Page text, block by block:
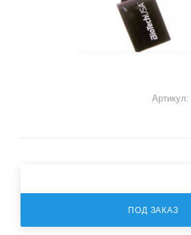
Артикул:
ПОД ЗАКАЗ